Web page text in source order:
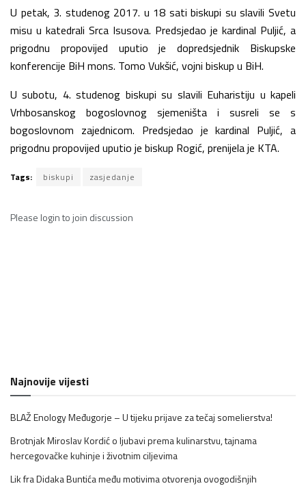
U petak, 3. studenog 2017. u 18 sati biskupi su slavili Svetu
misu u katedrali Srca Isusova. Predsjedao je kardinal Puljić, a
prigodnu propovijed uputio je dopredsjednik Biskupske
konferencije BiH mons. Tomo Vukšić, vojni biskup u BiH.
U subotu, 4. studenog biskupi su slavili Euharistiju u kapeli
Vrhbosanskog bogoslovnog sjemeništa i susreli se s
bogoslovnom zajednicom. Predsjedao je kardinal Puljić, a
prigodnu propovijed uputio je biskup Rogić, prenijela je KTA.
Tags: biskupi zasjedanje
Please loginto join discussion
Najnovije vijesti
BLAŽ Enology Međugorje – U tijeku prijave za tečaj somelierstva!
Brotnjak Miroslav Kordić o ljubavi prema kulinarstvu, tajnama
hercegovačke kuhinje i životnim ciljevima
Lik fra Didaka Buntića među motivima otvorenja ovogodišnjih